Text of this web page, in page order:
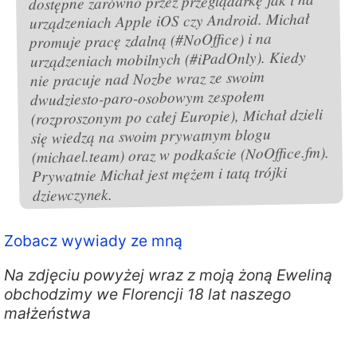
urządzeniach Apple iOS czy Android. Michał
promuje pracę zdalną (#NoOffice) i na
urządzeniach mobilnych (#iPadOnly). Kiedy
nie pracuje nad Nozbe wraz ze swoim
dwudziesto-paro-osobowym zespołem
(rozproszonym po całej Europie), Michał dzieli
się wiedzą na swoim prywatnym blogu
(michael.team) oraz w podkaście (NoOffice.fm).
Prywatnie Michał jest mężem i tatą trójki
dziewczynek.
Zobacz wywiady ze mną
Na zdjęciu powyżej wraz z moją żoną Eweliną
obchodzimy we Florencji 18 lat naszego
małżeństwa